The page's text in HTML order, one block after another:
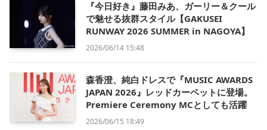
『今日好き』藤田みあ、ガーリー＆クール
で魅せる抜群スタイル【GAKUSEI
RUNWAY 2026 SUMMER in NAGOYA】
2026/06/14 15:48
森香澄、純白ドレスで『MUSIC AWARDS
JAPAN 2026』レッドカーペットに登場。
Premiere Ceremony MCとしても活躍
2026/06/15 18:49